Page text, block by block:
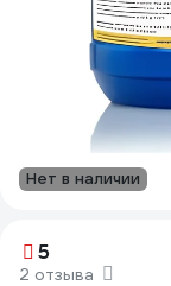
Нет в наличии
5
2 отзыва